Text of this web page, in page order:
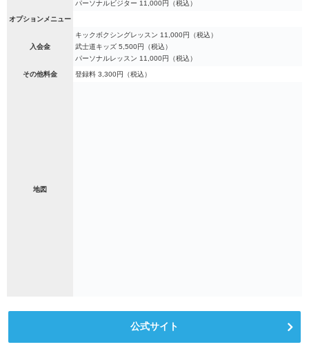
パーソナルビジター 11,000円（税込）
オプションメニュー
入会金
キックボクシングレッスン 11,000円（税込）
武士道キッズ 5,500円（税込）
パーソナルレッスン 11,000円（税込）
その他料金 登録料 3,300円（税込）
地図
公式サイト